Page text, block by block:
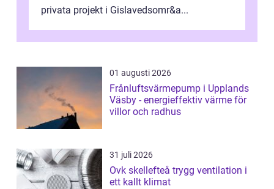
privata projekt i Gislavedsomr&a...
01 augusti 2026
Frånluftsvärmepump i Upplands
Väsby - energieffektiv värme för
villor och radhus
31 juli 2026
Ovk skellefteå trygg ventilation i
ett kallt klimat